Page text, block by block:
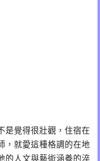
是覺得很壯觀，住宿在
，就愛這種格調的在地
的人文與藝術涵養的淬